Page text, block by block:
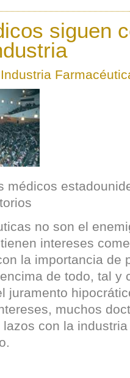
siguen
Industria
médicos
no son el
intereses
la importancia de
de todo, tal y
juramento
muchos
lazos con la